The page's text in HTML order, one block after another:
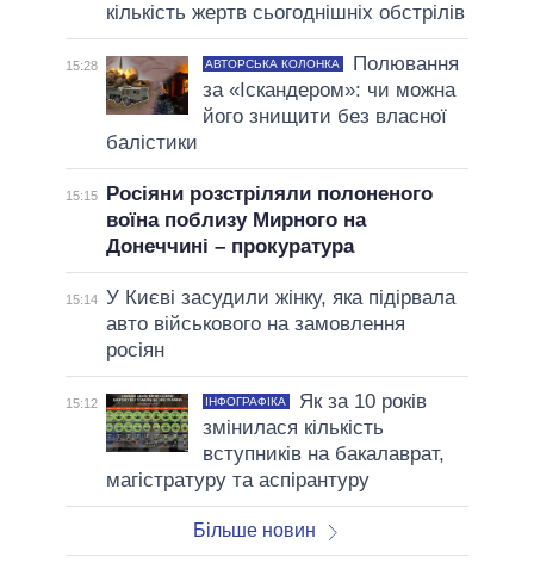
кількість жертв сьогоднішніх обстрілів
15:28 АВТОРСЬКА КОЛОНКА
Полювання
за «Іскандером»: чи можна
його знищити без власної
балістики
15:15
Росіяни розстріляли полоненого
воїна поблизу Мирного на
Донеччині – прокуратура
15:14 У Києві засудили жінку, яка підірвала
авто військового на замовлення
росіян
15:12 ІНФОГРАФІКА
Як за 10 років
змінилася кількість
вступників на бакалаврат,
магістратуру та аспірантуру
Більше новин